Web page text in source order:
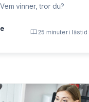
vinner, tror du?
25 minuter i lästid